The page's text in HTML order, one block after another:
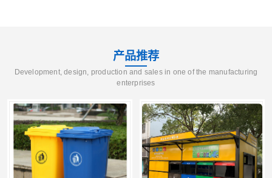
产品推荐
Development, design, production and sales in one of the manufacturing
enterprises